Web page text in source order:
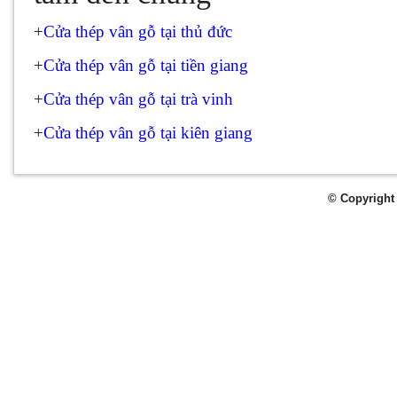
+Cửa thép vân gỗ tại thủ đức
+Cửa thép vân gỗ tại tiền giang
+Cửa thép vân gỗ tại trà vinh
+Cửa thép vân gỗ tại kiên giang
© Copyright